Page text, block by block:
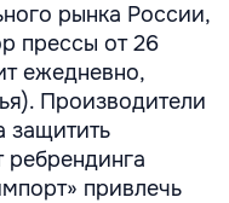
рынка России,
прессы от 26
ежедневно,
Производители
защитить
ребрендинга
привлечь